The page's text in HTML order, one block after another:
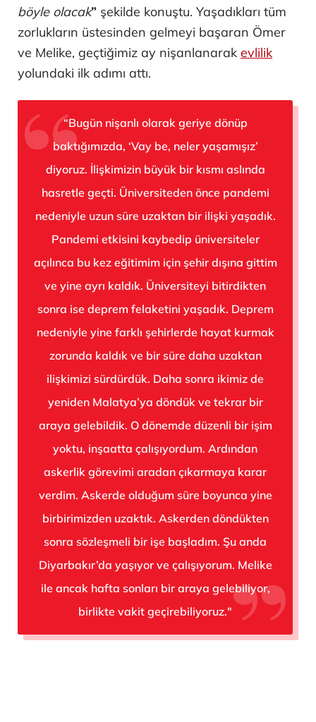
böyle olacak” şekilde konuştu. Yaşadıkları tüm
zorlukların üstesinden gelmeyi başaran Ömer
ve Melike, geçtiğimiz ay nişanlanarak evlilik
yolundaki ilk adımı attı.
“Bugün nişanlı olarak geriye dönüp
baktığımızda, ‘Vay be, neler yaşamışız’
diyoruz. İlişkimizin büyük bir kısmı aslında
hasretle geçti. Üniversiteden önce pandemi
nedeniyle uzun süre uzaktan bir ilişki yaşadık.
Pandemi etkisini kaybedip üniversiteler
açılınca bu kez eğitimim için şehir dışına gittim
ve yine ayrı kaldık. Üniversiteyi bitirdikten
sonra ise deprem felaketini yaşadık. Deprem
nedeniyle yine farklı şehirlerde hayat kurmak
zorunda kaldık ve bir süre daha uzaktan
ilişkimizi sürdürdük. Daha sonra ikimiz de
yeniden Malatya’ya döndük ve tekrar bir
araya gelebildik. O dönemde düzenli bir işim
yoktu, inşaatta çalışıyordum. Ardından
askerlik görevimi aradan çıkarmaya karar
verdim. Askerde olduğum süre boyunca yine
birbirimizden uzaktık. Askerden döndükten
sonra sözleşmeli bir işe başladım. Şu anda
Diyarbakır’da yaşıyor ve çalışıyorum. Melike
ile ancak hafta sonları bir araya gelebiliyor,
birlikte vakit geçirebiliyoruz."